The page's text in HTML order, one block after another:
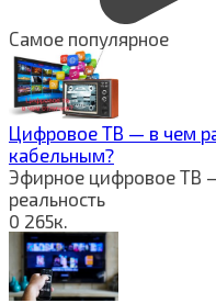
Самое популярное
Цифровое ТВ — в чем
кабельным?
Эфирное цифровое ТВ
реальность
0 265к.